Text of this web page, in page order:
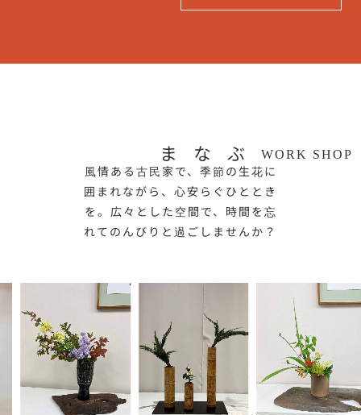
まなぶ WORK SHOP
風情ある古民家で、季節の生花に
囲まれながら、心安らぐひととき
を。広々とした空間で、時間を忘
れてのんびりと過ごしませんか？